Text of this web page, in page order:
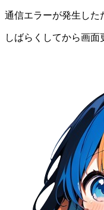
通信エラーが発生した
しばらくしてから画面